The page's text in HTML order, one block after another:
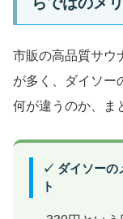
市販の高品質サウ
が多く、ダイソー
何が違うのか、ま
✓ ダイソーの
ト